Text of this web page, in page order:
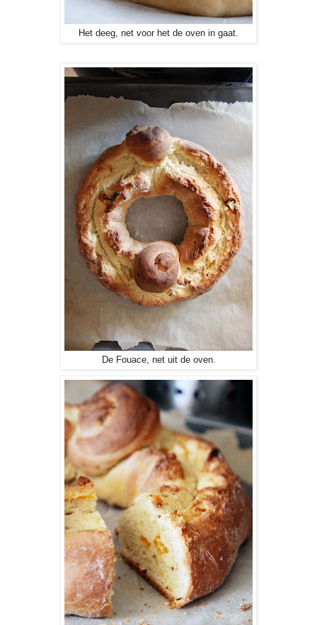
Het deeg, net voor het de oven in gaat.
De Fouace, net uit de oven.